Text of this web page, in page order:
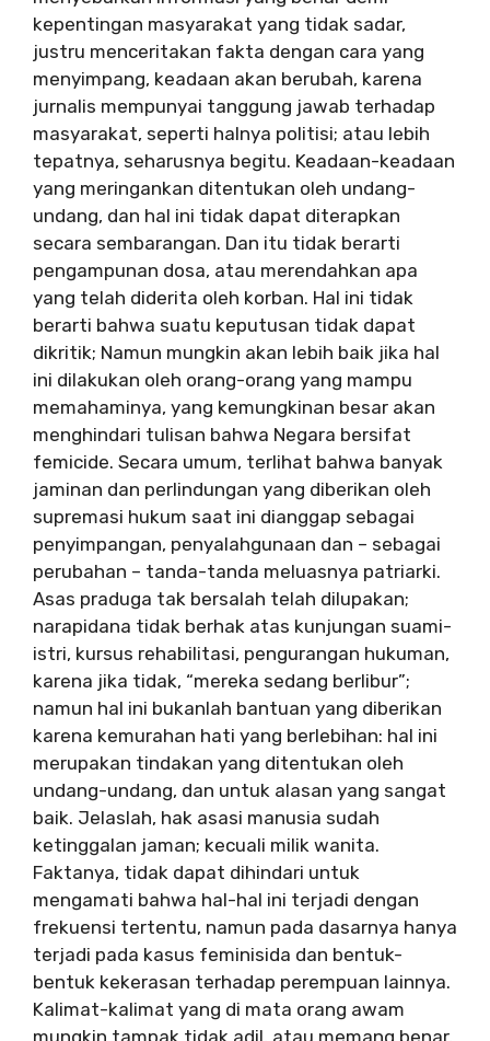
kepentingan masyarakat yang tidak sadar,
justru menceritakan fakta dengan cara yang
menyimpang, keadaan akan berubah, karena
jurnalis mempunyai tanggung jawab terhadap
masyarakat, seperti halnya politisi; atau lebih
tepatnya, seharusnya begitu. Keadaan-keadaan
yang meringankan ditentukan oleh undang-
undang, dan hal ini tidak dapat diterapkan
secara sembarangan. Dan itu tidak berarti
pengampunan dosa, atau merendahkan apa
yang telah diderita oleh korban. Hal ini tidak
berarti bahwa suatu keputusan tidak dapat
dikritik; Namun mungkin akan lebih baik jika hal
ini dilakukan oleh orang-orang yang mampu
memahaminya, yang kemungkinan besar akan
menghindari tulisan bahwa Negara bersifat
femicide. Secara umum, terlihat bahwa banyak
jaminan dan perlindungan yang diberikan oleh
supremasi hukum saat ini dianggap sebagai
penyimpangan, penyalahgunaan dan – sebagai
perubahan – tanda-tanda meluasnya patriarki.
Asas praduga tak bersalah telah dilupakan;
narapidana tidak berhak atas kunjungan suami-
istri, kursus rehabilitasi, pengurangan hukuman,
karena jika tidak, “mereka sedang berlibur”;
namun hal ini bukanlah bantuan yang diberikan
karena kemurahan hati yang berlebihan: hal ini
merupakan tindakan yang ditentukan oleh
undang-undang, dan untuk alasan yang sangat
baik. Jelaslah, hak asasi manusia sudah
ketinggalan jaman; kecuali milik wanita.
Faktanya, tidak dapat dihindari untuk
mengamati bahwa hal-hal ini terjadi dengan
frekuensi tertentu, namun pada dasarnya hanya
terjadi pada kasus feminisida dan bentuk-
bentuk kekerasan terhadap perempuan lainnya.
Kalimat-kalimat yang di mata orang awam
mungkin tampak tidak adil, atau memang benar,